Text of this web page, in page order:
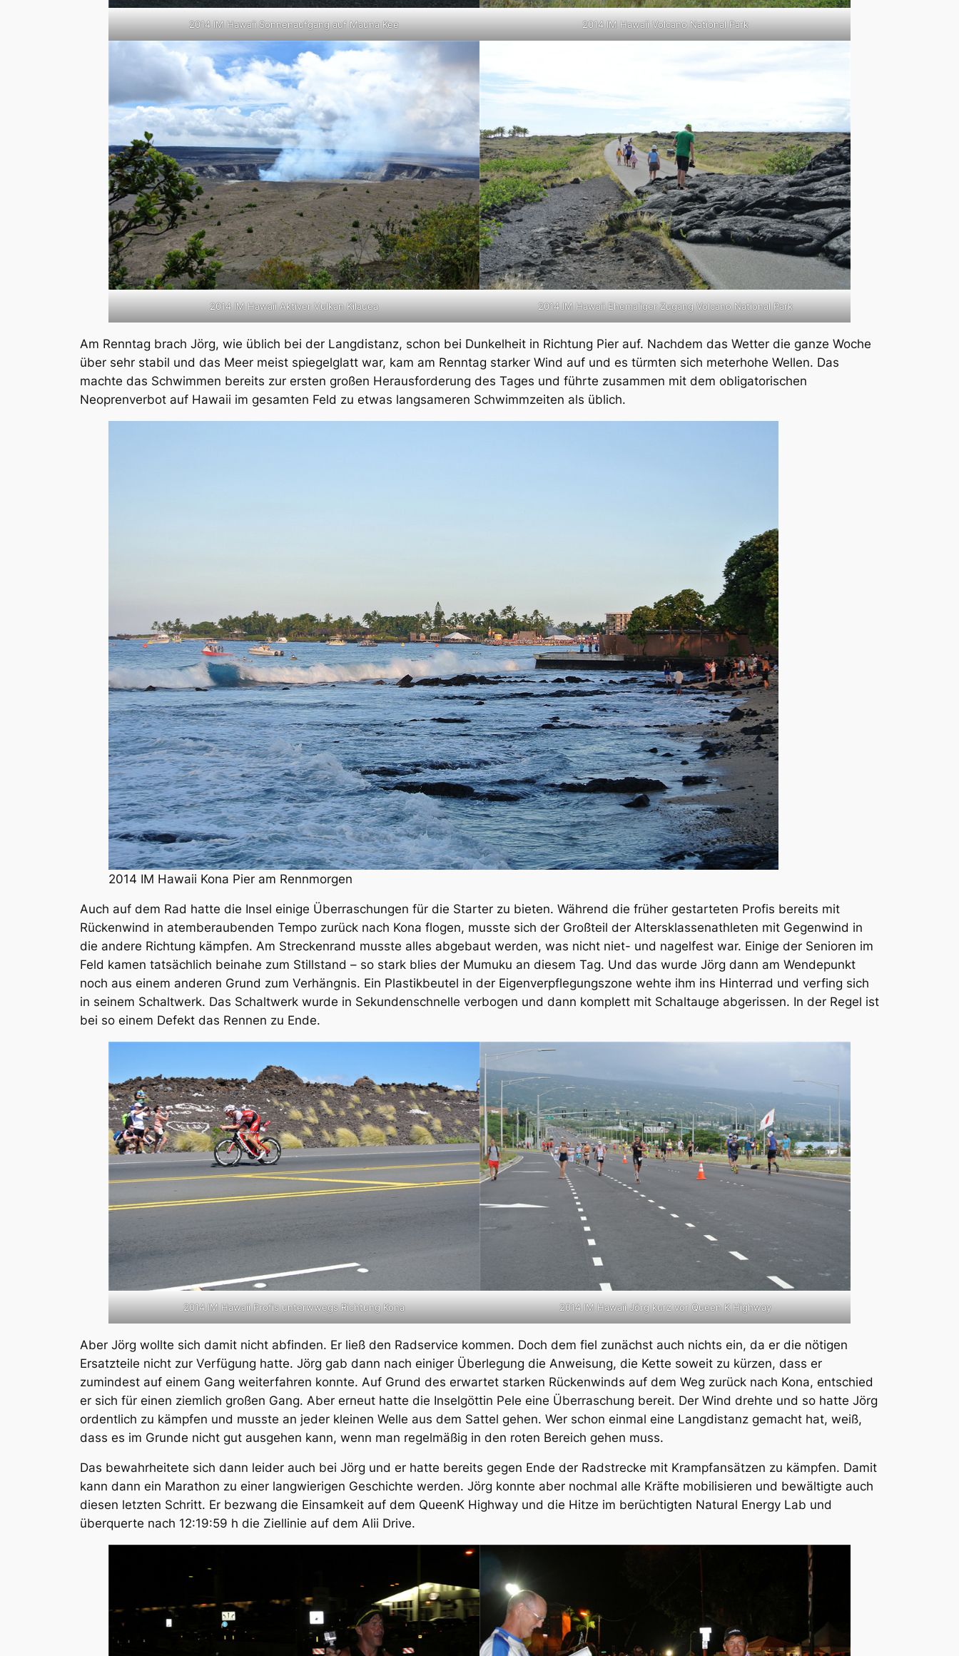
2014 IM Hawaii Sonnenaufgang auf Mauna Kee 2014 IM Hawaii Volcano National Park
2014 IM Hawaii Aktiver Vulkan Kilauea 2014 IM Hawaii Ehemaliger Zugang Volcano National Park
Am Renntag brach Jörg, wie üblich bei der Langdistanz, schon bei Dunkelheit in Richtung Pier auf. Nachdem das Wetter die ganze Woche
über sehr stabil und das Meer meist spiegelglatt war, kam am Renntag starker Wind auf und es türmten sich meterhohe Wellen. Das
machte das Schwimmen bereits zur ersten großen Herausforderung des Tages und führte zusammen mit dem obligatorischen
Neoprenverbot auf Hawaii im gesamten Feld zu etwas langsameren Schwimmzeiten als üblich.
2014 IM Hawaii Kona Pier am Rennmorgen
Auch auf dem Rad hatte die Insel einige Überraschungen für die Starter zu bieten. Während die früher gestarteten Profis bereits mit
Rückenwind in atemberaubenden Tempo zurück nach Kona flogen, musste sich der Großteil der Altersklassenathleten mit Gegenwind in
die andere Richtung kämpfen. Am Streckenrand musste alles abgebaut werden, was nicht niet- und nagelfest war. Einige der Senioren im
Feld kamen tatsächlich beinahe zum Stillstand – so stark blies der Mumuku an diesem Tag. Und das wurde Jörg dann am Wendepunkt
noch aus einem anderen Grund zum Verhängnis. Ein Plastikbeutel in der Eigenverpflegungszone wehte ihm ins Hinterrad und verfing sich
in seinem Schaltwerk. Das Schaltwerk wurde in Sekundenschnelle verbogen und dann komplett mit Schaltauge abgerissen. In der Regel ist
bei so einem Defekt das Rennen zu Ende.
2014 IM Hawaii Profis unterwwegs Richtung Kona 2014 IM Hawaii Jörg kurz vor Queen K Highway
Aber Jörg wollte sich damit nicht abfinden. Er ließ den Radservice kommen. Doch dem fiel zunächst auch nichts ein, da er die nötigen
Ersatzteile nicht zur Verfügung hatte. Jörg gab dann nach einiger Überlegung die Anweisung, die Kette soweit zu kürzen, dass er
zumindest auf einem Gang weiterfahren konnte. Auf Grund des erwartet starken Rückenwinds auf dem Weg zurück nach Kona, entschied
er sich für einen ziemlich großen Gang. Aber erneut hatte die Inselgöttin Pele eine Überraschung bereit. Der Wind drehte und so hatte Jörg
ordentlich zu kämpfen und musste an jeder kleinen Welle aus dem Sattel gehen. Wer schon einmal eine Langdistanz gemacht hat, weiß,
dass es im Grunde nicht gut ausgehen kann, wenn man regelmäßig in den roten Bereich gehen muss.
Das bewahrheitete sich dann leider auch bei Jörg und er hatte bereits gegen Ende der Radstrecke mit Krampfansätzen zu kämpfen. Damit
kann dann ein Marathon zu einer langwierigen Geschichte werden. Jörg konnte aber nochmal alle Kräfte mobilisieren und bewältigte auch
diesen letzten Schritt. Er bezwang die Einsamkeit auf dem QueenK Highway und die Hitze im berüchtigten Natural Energy Lab und
überquerte nach 12:19:59 h die Ziellinie auf dem Alii Drive.